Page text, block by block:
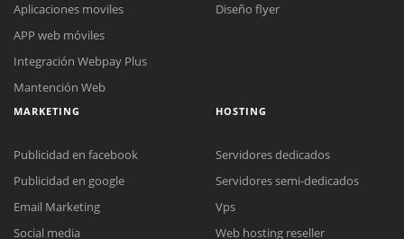
Aplicaciones moviles
APP web móviles
Integración Webpay Plus
Mantención Web
Diseño flyer
MARKETING
Publicidad en facebook
Publicidad en google
Email Marketing
Social media
HOSTING
Servidores dedicados
Servidores semi-dedicados
Vps
Web hosting reseller